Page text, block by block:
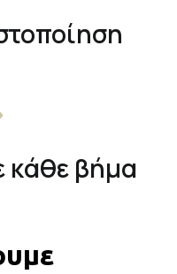
κάθε βήμα